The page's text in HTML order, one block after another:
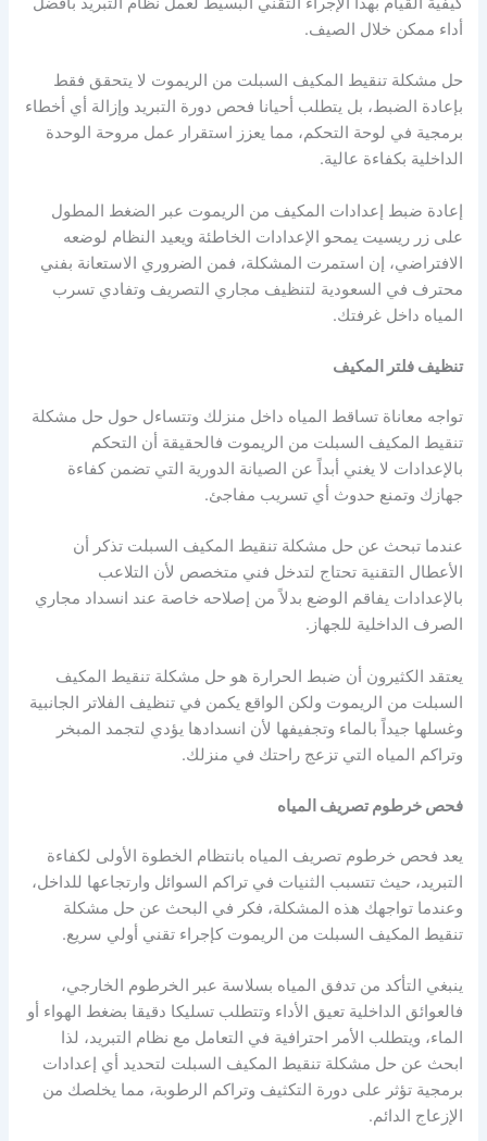
أداء ممكن خلال الصيف.
حل مشكلة تنقيط المكيف السبلت من الريموت لا يتحقق فقط
بإعادة الضبط، بل يتطلب أحيانا فحص دورة التبريد وإزالة أي أخطاء
برمجية في لوحة التحكم، مما يعزز استقرار عمل مروحة الوحدة
الداخلية بكفاءة عالية.
إعادة ضبط إعدادات المكيف من الريموت عبر الضغط المطول
على زر ريسيت يمحو الإعدادات الخاطئة ويعيد النظام لوضعه
الافتراضي، إن استمرت المشكلة، فمن الضروري الاستعانة بفني
محترف في السعودية لتنظيف مجاري التصريف وتفادي تسرب
المياه داخل غرفتك.
تنظيف فلتر المكيف
تواجه معاناة تساقط المياه داخل منزلك وتتساءل حول حل مشكلة
تنقيط المكيف السبلت من الريموت فالحقيقة أن التحكم
بالإعدادات لا يغني أبداً عن الصيانة الدورية التي تضمن كفاءة
جهازك وتمنع حدوث أي تسريب مفاجئ.
عندما تبحث عن حل مشكلة تنقيط المكيف السبلت تذكر أن
الأعطال التقنية تحتاج لتدخل فني متخصص لأن التلاعب
بالإعدادات يفاقم الوضع بدلاً من إصلاحه خاصة عند انسداد مجاري
الصرف الداخلية للجهاز.
يعتقد الكثيرون أن ضبط الحرارة هو حل مشكلة تنقيط المكيف
السبلت من الريموت ولكن الواقع يكمن في تنظيف الفلاتر الجانبية
وغسلها جيداً بالماء وتجفيفها لأن انسدادها يؤدي لتجمد المبخر
وتراكم المياه التي تزعج راحتك في منزلك.
فحص خرطوم تصريف المياه
يعد فحص خرطوم تصريف المياه بانتظام الخطوة الأولى لكفاءة
التبريد، حيث تتسبب الثنيات في تراكم السوائل وارتجاعها للداخل،
وعندما تواجهك هذه المشكلة، فكر في البحث عن حل مشكلة
تنقيط المكيف السبلت من الريموت كإجراء تقني أولي سريع.
ينبغي التأكد من تدفق المياه بسلاسة عبر الخرطوم الخارجي،
فالعوائق الداخلية تعيق الأداء وتتطلب تسليكا دقيقا بضغط الهواء أو
الماء، ويتطلب الأمر احترافية في التعامل مع نظام التبريد، لذا
ابحث عن حل مشكلة تنقيط المكيف السبلت لتحديد أي إعدادات
برمجية تؤثر على دورة التكثيف وتراكم الرطوبة، مما يخلصك من
الإزعاج الدائم.